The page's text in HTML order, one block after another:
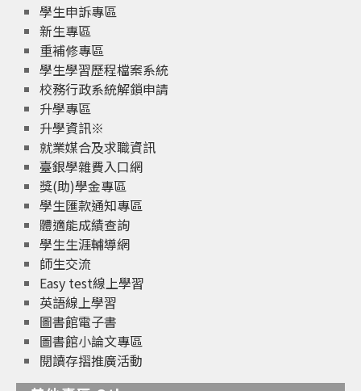
學生申訴專區
新生專區
重補修專區
學生學習歷程檔案系統
校務行政系統解鎖申請
升學專區
升學資訊※
就業媒合及求職資訊
臺銀學雜費入口網
獎(助)學金專區
學生匯款通知專區
體適能成績查詢
學生生涯輔導網
師生交流
Easy test線上學習
英語線上學習
圖書館電子書
圖書館小論文專區
閱讀存摺推廣活動